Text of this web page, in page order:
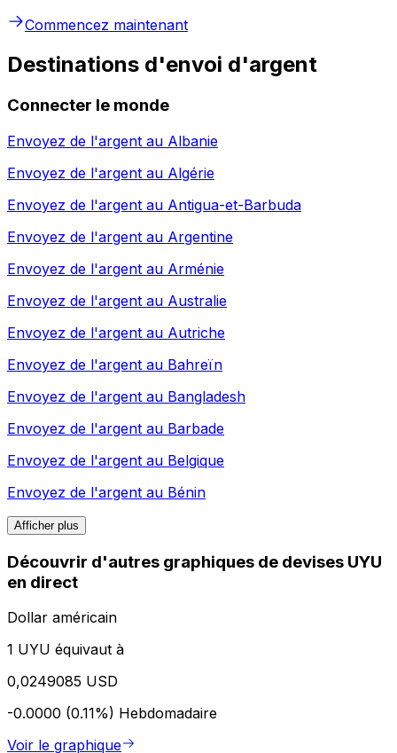
Commencez maintenant
Destinations d'envoi d'argent
Connecter le monde
Envoyez de l'argent au Albanie
Envoyez de l'argent au Algérie
Envoyez de l'argent au Antigua-et-Barbuda
Envoyez de l'argent au Argentine
Envoyez de l'argent au Arménie
Envoyez de l'argent au Australie
Envoyez de l'argent au Autriche
Envoyez de l'argent au Bahreïn
Envoyez de l'argent au Bangladesh
Envoyez de l'argent au Barbade
Envoyez de l'argent au Belgique
Envoyez de l'argent au Bénin
Afficher plus
Découvrir d'autres graphiques de devises UYU
en direct
Dollar américain
1 UYU équivaut à
0,0249085 USD
-0.0000 (0.11%) Hebdomadaire
Voir le graphique